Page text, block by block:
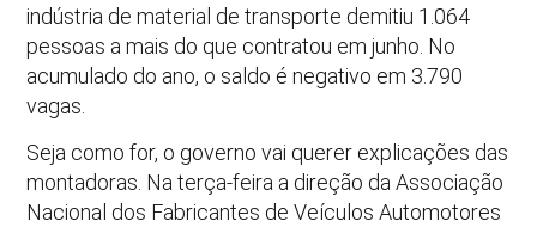
indústria de material de transporte demitiu 1.064
pessoas a mais do que contratou em junho. No
acumulado do ano, o saldo é negativo em 3.790
vagas.
Seja como for, o governo vai querer explicações das
montadoras. Na terça-feira a direção da Associação
Nacional dos Fabricantes de Veículos Automotores